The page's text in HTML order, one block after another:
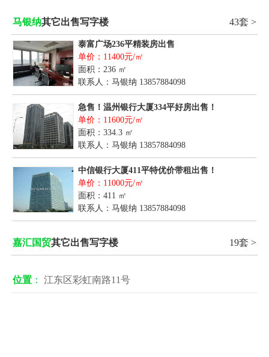
43套 >
马银纳其它出售写字楼
泰富广场236平精装房出售
单价：11400元/㎡
面积：236 ㎡
联系人：马银纳 13857884098
急售！温州银行大厦334平好房出售！
单价：11600元/㎡
面积：334.3 ㎡
联系人：马银纳 13857884098
中信银行大厦411平特优价带租出售！
单价：11000元/㎡
面积：411 ㎡
联系人：马银纳 13857884098
19套 >
嘉汇国贸其它出售写字楼
位置： 江东区彩虹南路11号